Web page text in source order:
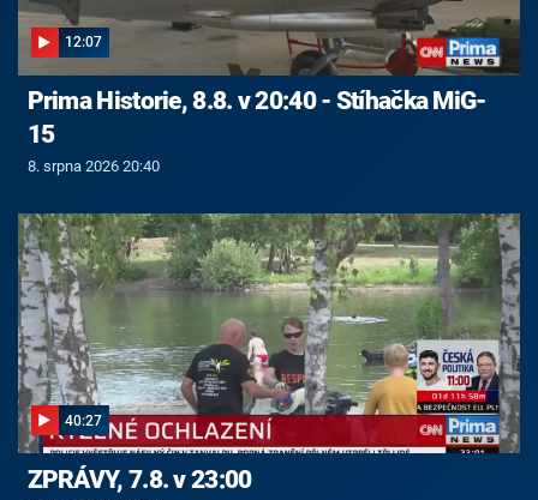
12:07
Prima Historie, 8.8. v 20:40 - Stíhačka MiG-
15
8. srpna 2026 20:40
40:27
ZPRÁVY, 7.8. v 23:00